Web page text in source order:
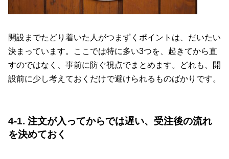
開設までたどり着いた人がつまずくポイントは、だいたい
決まっています。ここでは特に多い3つを、起きてから直
すのではなく、事前に防ぐ視点でまとめます。どれも、開
設前に少し考えておくだけで避けられるものばかりです。
4-1. 注文が入ってからでは遅い、受注後の流れ
を決めておく